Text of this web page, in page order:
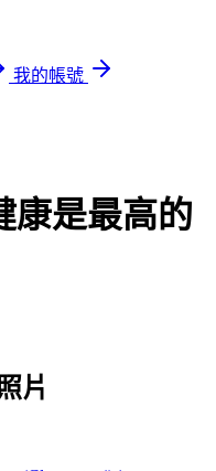
我的帳號
康是最高的
片